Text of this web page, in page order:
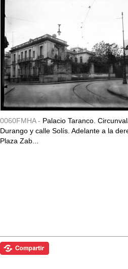
0060FMHA - Palacio Taranco.
Durango y calle Solís. Adelante a la
Plaza Zab...